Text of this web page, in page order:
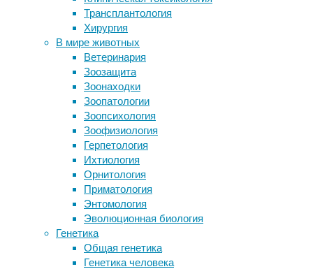
Трансплантология
Хирургия
В мире животных
Ветеринария
Зоозащита
Зоонаходки
Зоопатологии
Зоопсихология
Зоофизиология
Герпетология
Ихтиология
Орнитология
Приматология
Энтомология
Эволюционная биология
Генетика
Общая генетика
Генетика человека
гигиена,
инфекции,
медицина
Вирусы
чрезвычайно
малы,
намного
меньше
даже
бактериальных
клеток,
увидеть
можно
только
Красивые номера 8800
Нобелевскую премию по химии
получили создатели «молекулярных
машин»
Ученые открыли простой способ
снизить риск депрессивного
расстройства
Ученые впервые точно определили
хронологию роста рака у больного
Следите за новостями